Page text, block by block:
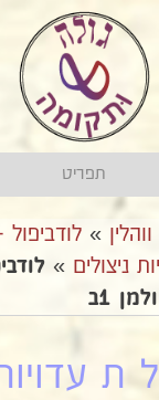
תפריט
ווהלין »
ניצולים »
1ב
ת